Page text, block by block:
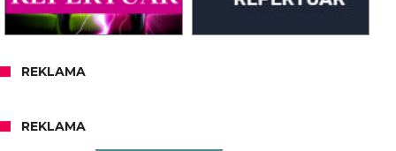
REKLAMA
REKLAMA